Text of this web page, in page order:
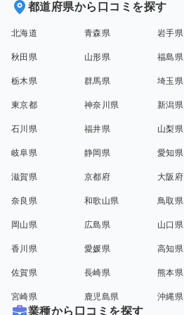
都道府県から口コミを探す
北海道 青森県 岩手県
秋田県 山形県 福島県
栃木県 群馬県 埼玉県
東京都 神奈川県 新潟県
石川県 福井県 山梨県
岐阜県 静岡県 愛知県
滋賀県 京都府 大阪府
奈良県 和歌山県 鳥取県
岡山県 広島県 山口県
香川県 愛媛県 高知県
佐賀県 長崎県 熊本県
宮崎県 鹿児島県 沖縄県
業種から口コミを探す